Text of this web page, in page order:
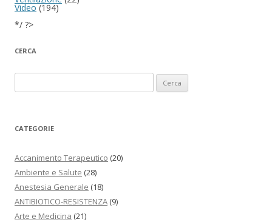
Video(194)
*/ ?>
CERCA
CATEGORIE
Accanimento Terapeutico (20)
Ambiente e Salute (28)
Anestesia Generale (18)
ANTIBIOTICO-RESISTENZA (9)
Arte e Medicina (21)